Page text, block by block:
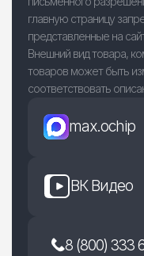
главную страницу
представленные на
Внешний вид товара,
товаров может быть
соответствовать
max.ochip
ВК Видео
8 (800) 333